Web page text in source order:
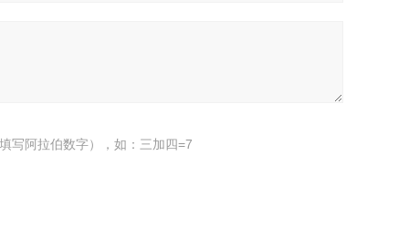
写阿拉伯数字），如：三加四=7